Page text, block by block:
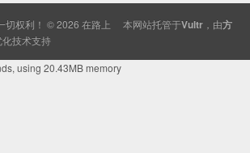
权利！ © 2026 在路上 本网站托管于Vultr ，由方
化技术支持
using 20.43MB memory